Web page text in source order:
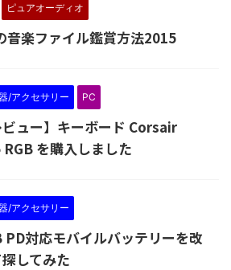
ピュアオーディオ
音楽ファイル鑑賞方法2015
/アクセサリー PC
ビュー】キーボード Corsair
RGB を購入しました
/アクセサリー
PD対応モバイルバッテリーを改
してみた